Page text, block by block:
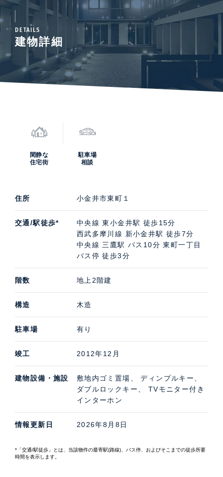
DETAILS
建物詳細
閑静な
住宅街
駐車場
相談
住所 小金井市東町１
交通/駅徒歩*
中央線 東小金井駅 徒歩15分
西武多摩川線 新小金井駅 徒歩7分
中央線 三鷹駅 バス10分 東町一丁目
バス停 徒歩3分
階数 地上2階建
構造 木造
駐車場 有り
竣工 2012年12月
建物設備・施設
敷地内ゴミ置場、 ディンプルキー、
ダブルロックキー、 TVモニター付き
インターホン
情報更新日 2026年8月8日
*「交通/駅徒歩」とは、当該物件の最寄駅(路線)、バス停、およびそこまでの徒歩所要
時間を表示します。